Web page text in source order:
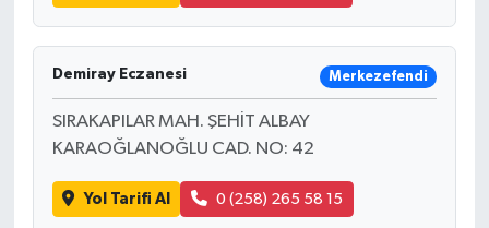
Demiray Eczanesi Merkezefendi
SIRAKAPILAR MAH. ŞEHİT ALBAY
KARAOĞLANOĞLU CAD. NO: 42
Yol Tarifi Al 0 (258) 265 58 15